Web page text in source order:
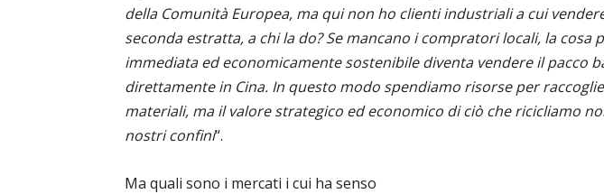
della Comunità Europea, ma qui non ho clienti industriali a cui
seconda estratta, a chi la do? Se mancano i compratori locali, la cosa
immediata ed economicamente sostenibile diventa vendere il pacco
direttamente in Cina. In questo modo spendiamo risorse per
materiali, ma il valore strategico ed economico di ciò che ricicliamo
nostri confini“.
Ma quali sono i mercati i cui ha senso